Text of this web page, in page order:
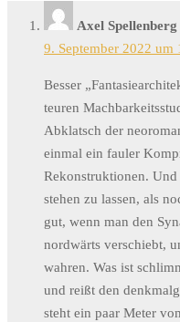
Axel Spellenberg
9. September 2022 um
Besser
teuren
Abklatsch der
einmal ein fauler
Rekonstruktionen.
stehen zu lassen, als
gut, wenn man den
nordwärts verschiebt,
wahren. Was ist
und reißt den
steht ein paar Meter